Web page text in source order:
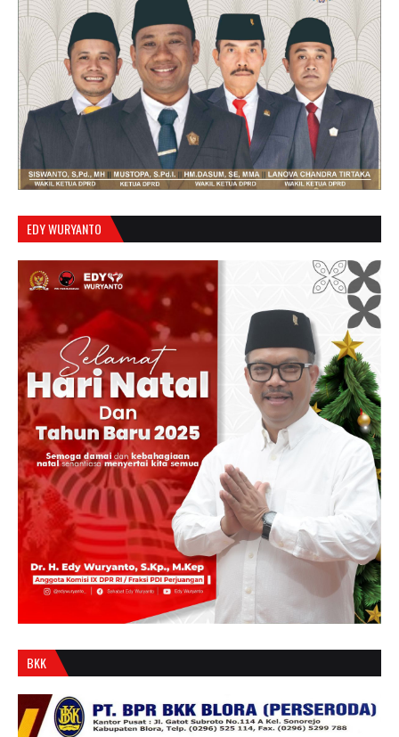
EDY WURYANTO
BKK